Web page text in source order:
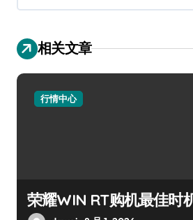
相关文章
行情中心
荣耀WIN RT购机最佳时